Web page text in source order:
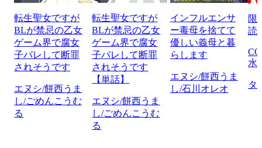
転生聖女ですが
BLが禁忌の乙女
ゲーム界で腐女
子バレして断罪
されそうです
エヌシ/餅西うま
し/ごめんこうむ
る
転生聖女ですが
BLが禁忌の乙女
ゲーム界で腐女
子バレして断罪
されそうです
【単話】
エヌシ/餅西うま
し/ごめんこうむ
る
インフルエンサ
ー毒母を捨てて
優しい義母と暮
らします
エヌシ/餅西うま
し/石川オレオ
限
読
水
タ